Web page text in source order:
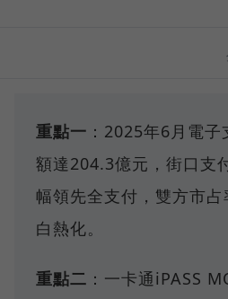
重點一 ：2025年6月電
額達204.3億元，街口支
幅領先全支付，雙方市
白熱化。
重點二 ：一卡通iPASS